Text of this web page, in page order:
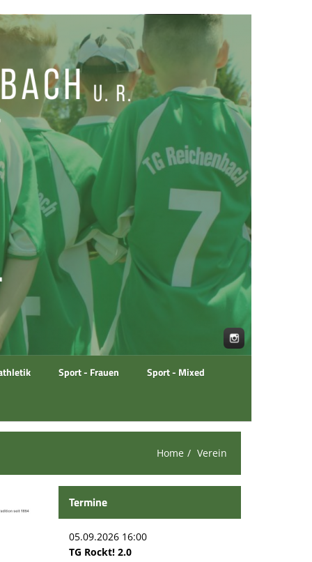
Sport - Frauen Sport - Mixed
Home Verein
Termine
05.09.2026 16:00
TG Rockt! 2.0